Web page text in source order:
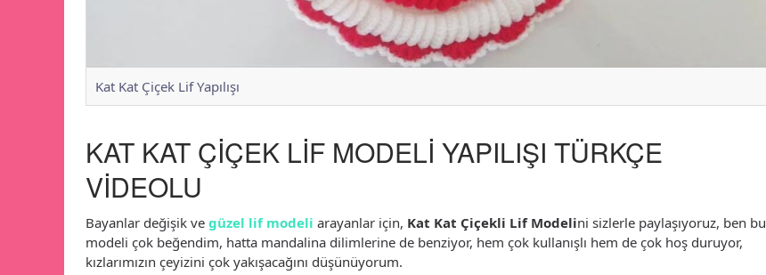
Kat Kat Çiçek Lif Yapılışı
KAT KAT ÇİÇEK LİF MODELİ YAPILIŞI TÜRKÇE
VİDEOLU
Bayanlar değişik ve güzel lif modeli arayanlar için, Kat Kat Çiçekli Lif Modelini sizlerle paylaşıyoruz, ben bu
modeli çok beğendim, hatta mandalina dilimlerine de benziyor, hem çok kullanışlı hem de çok hoş duruyor,
kızlarımızın çeyizini çok yakışacağını düşünüyorum.